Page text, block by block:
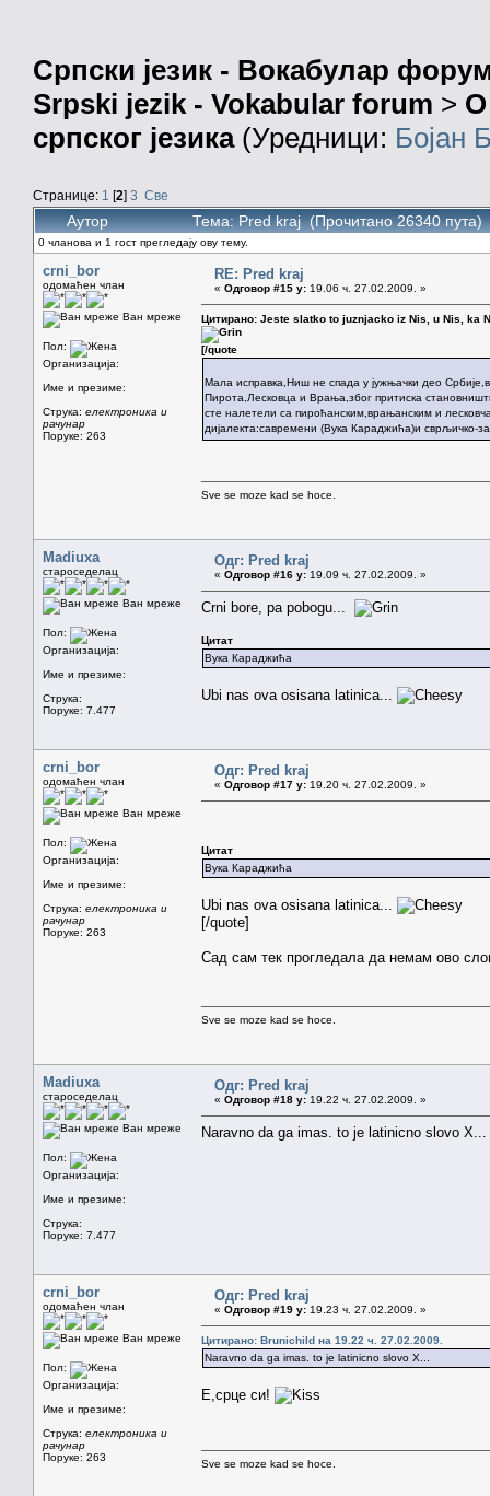
Српски језик - Вокабулар
Srpski jezik - Vokabular forum > О
српског језика(Уредници: Бојан
Странице: 1 [2] 3 Све
Аутор Тема: Pred kraj (Прочитано 26340 пута)
0 чланова и 1 гост прегледају ову тему.
crni_bor
одомаћен члан
Ван мреже
Пол:
Организација:
Име и презиме:
Струка: електроника и
рачунар
Поруке: 263
RE: Pred kraj
« Одговор #15 у: 19.06 ч. 27.02.2009. »
Цитирано: Jeste slatko to juznjacko iz Nis, u Nis, ka
[/quote
Мала исправка,Ниш не спада у јужњачки део
Пирота,Лесковца и Врања,због притиска
сте налетели са пироћанским,врањанским и
дијалекта:савремени (Вука Караджића)и сврљичко-
Sve se moze kad se hoce.
Madiuxa
староседелац
Ван мреже
Пол:
Организација:
Име и презиме:
Струка:
Поруке: 7.477
Одг: Pred kraj
« Одговор #16 у: 19.09 ч. 27.02.2009. »
Crni bore, pa pobogu...
Цитат
Вука Караджића
Ubi nas ova osisana latinica...
crni_bor
одомаћен члан
Ван мреже
Пол:
Организација:
Име и презиме:
Струка: електроника и
рачунар
Поруке: 263
Одг: Pred kraj
« Одговор #17 у: 19.20 ч. 27.02.2009. »
Цитат
Вука Караджића
Ubi nas ova osisana latinica...
[/quote]
Сад сам тек прогледала да немам ово
Sve se moze kad se hoce.
Madiuxa
староседелац
Ван мреже
Пол:
Организација:
Име и презиме:
Струка:
Поруке: 7.477
Одг: Pred kraj
« Одговор #18 у: 19.22 ч. 27.02.2009. »
Naravno da ga imas. to je latinicno slovo X...
crni_bor
одомаћен члан
Ван мреже
Пол:
Организација:
Име и презиме:
Струка: електроника и
рачунар
Поруке: 263
Одг: Pred kraj
« Одговор #19 у: 19.23 ч. 27.02.2009. »
Цитирано: Brunichild на 19.22 ч. 27.02.2009.
Naravno da ga imas. to je latinicno slovo X...
Е,срце си!
Sve se moze kad se hoce.